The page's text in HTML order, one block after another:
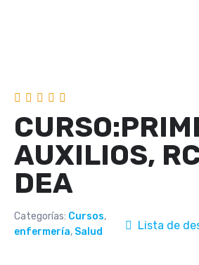
AUXILIOS,
DEA
Categorías: Cursos,
enfermería, Salud Lista de